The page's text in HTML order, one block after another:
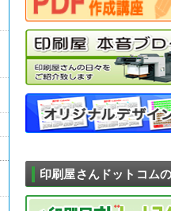
印刷屋さんドットコム